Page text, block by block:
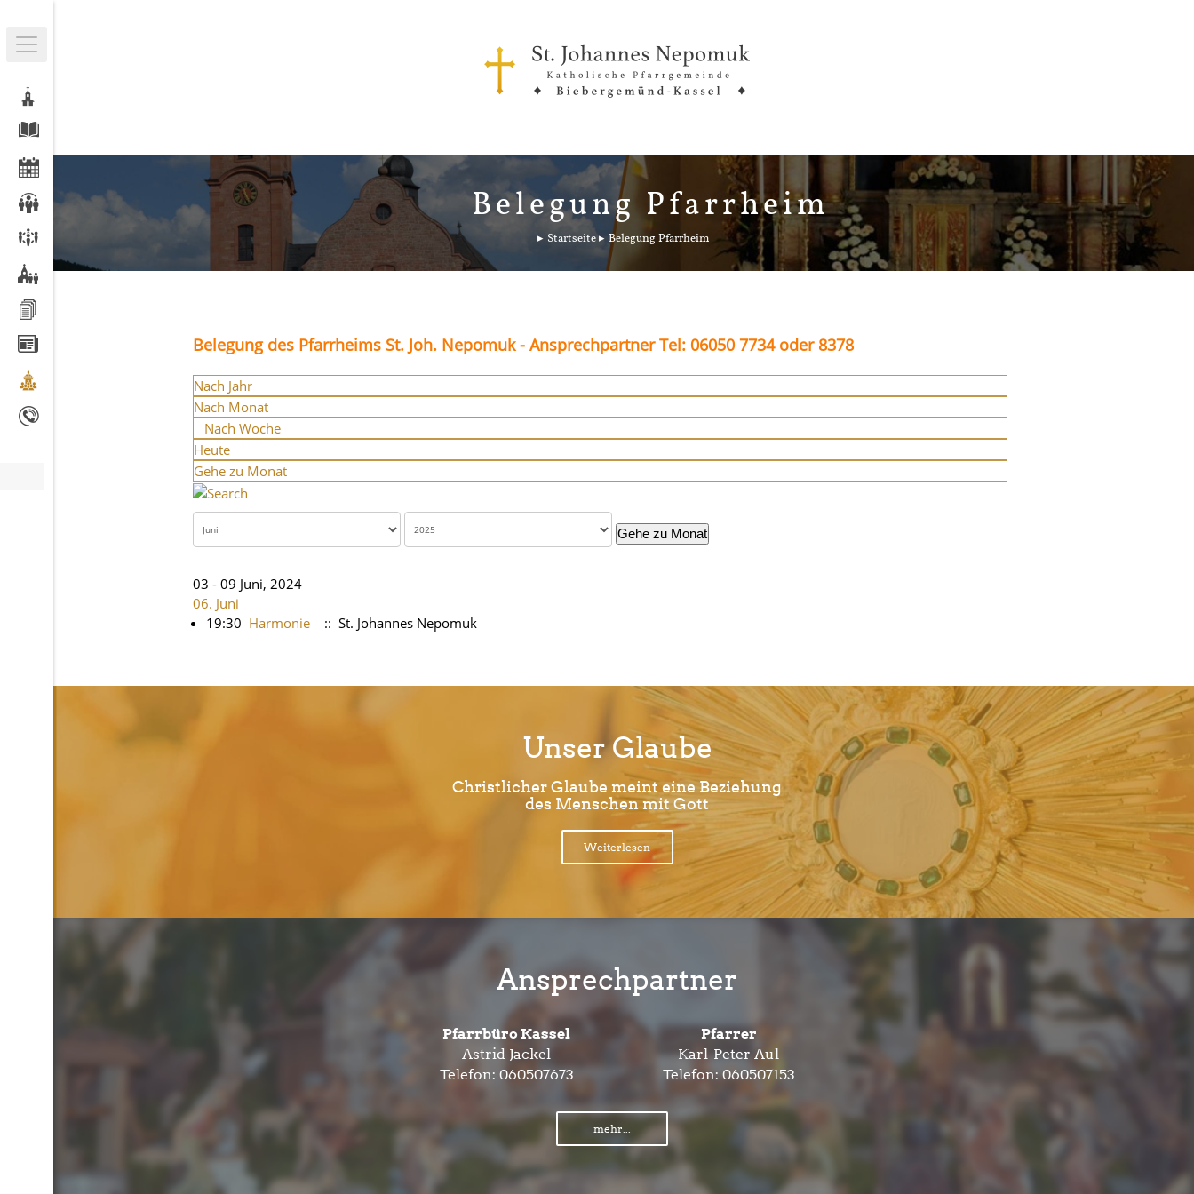
Belegung Pfarrheim
Startseite Belegung Pfarrheim
Belegung des Pfarrheims St. Joh. Nepomuk - Ansprechpartner Tel: 06050 7734 oder 8378
Nach Jahr
Nach Monat
Nach Woche
Heute
Gehe zu Monat
Gehe zu Monat
03 - 09 Juni, 2024
06. Juni
19:30 Harmonie :: St. Johannes Nepomuk
Unser Glaube
Christlicher Glaube meint eine Beziehung
des Menschen mit Gott
Weiterlesen
Ansprechpartner
Pfarrbüro Kassel
Astrid Jackel
Telefon: 060507673
Pfarrer
Karl-Peter Aul
Telefon:060507153
mehr...